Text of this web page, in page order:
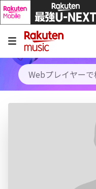
キャンペーン
料金プラン
使い方